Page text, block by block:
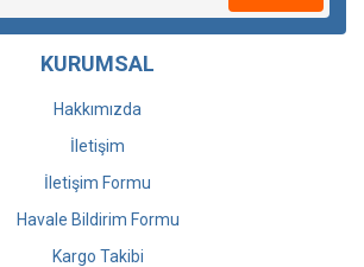
KURUMSAL
Hakkımızda
İletişim
İletişim Formu
Havale Bildirim Formu
Kargo Takibi